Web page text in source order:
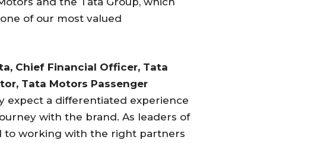
of our most valued
Chief Financial Officer, Tata
Tata Motors Passenger
expect a differentiated experience
with the brand. As leaders of
to working with the right partners